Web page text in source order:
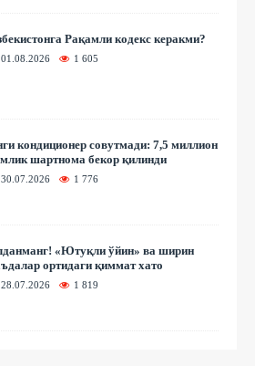
Рақамли кодекс керакми?
01.08.2026 1 605
кондиционер совутмади: 7,5 миллион
шартнома бекор қилинди
30.07.2026 1 776
«Ютуқли ўйин» ва ширин
ортидаги қиммат хато
28.07.2026 1 819